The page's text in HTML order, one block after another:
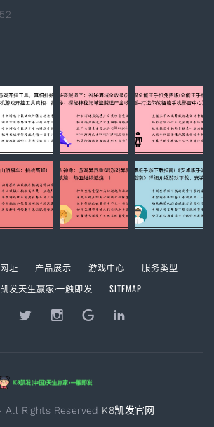
址 产品展示 游戏中心
服务类型
发天生赢家·一触即发
SITEMAP
Rights Reserved K8凯发官网